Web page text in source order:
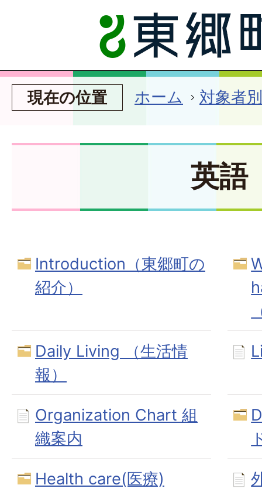
現在の位置 ホーム 対象者別
英語
Introduction（東郷町の
紹介）
Daily Living （生活情
報）
Organization Chart 組
織案内
Health care(医療)